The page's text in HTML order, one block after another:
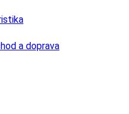
a doprava